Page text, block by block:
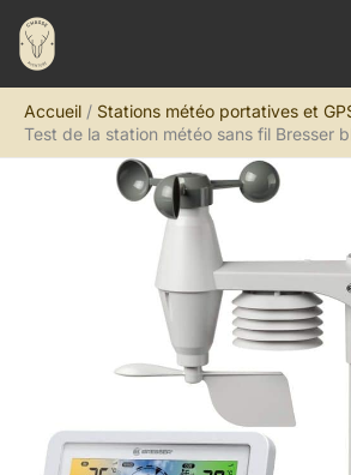
Aller
contenu
Accueil
Stations météo portatives et
Test de la station météo sans fil Bresser
R
e
h